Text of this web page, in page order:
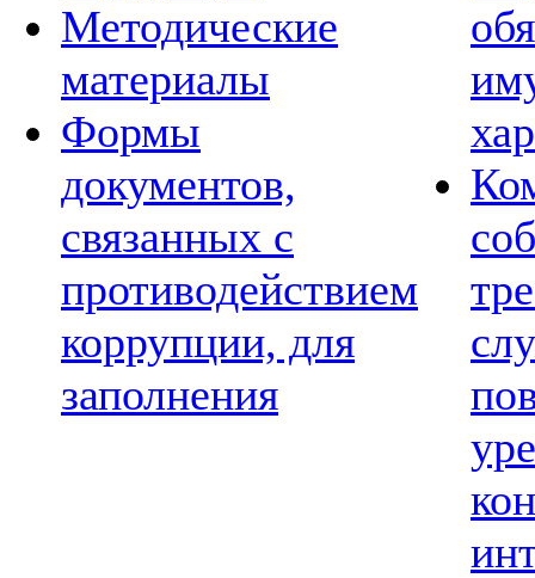
Методические
материалы
Формы
документов,
связанных с
противодействием
коррупции, для
заполнения